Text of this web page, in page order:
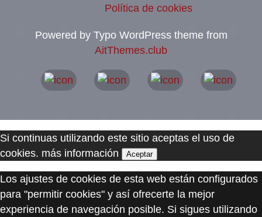
Política de cookies
Powered by Typo WordPress theme from
AitThemes.club
Si continuas utilizando este sitio aceptas el uso de
cookies. más información Aceptar
Los ajustes de cookies de esta web están configurados
para "permitir cookies" y así ofrecerte la mejor
experiencia de navegación posible. Si sigues utilizando